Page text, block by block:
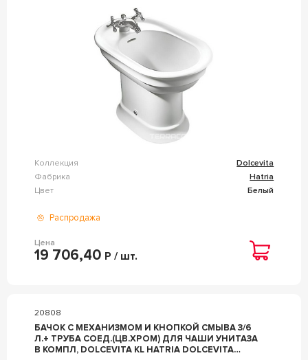
Коллекция
Dolcevita
Фабрика
Hatria
Цвет
Белый
Распродажа
Цена
19 706,40 Р / шт.
20808
БАЧОК С МЕХАНИЗМОМ И КНОПКОЙ СМЫВА 3/6
Л.+ ТРУБА СОЕД.(ЦВ.ХРОМ) ДЛЯ ЧАШИ УНИТАЗА
В КОМПЛ, DOLCEVITA KL HATRIA DOLCEVITA